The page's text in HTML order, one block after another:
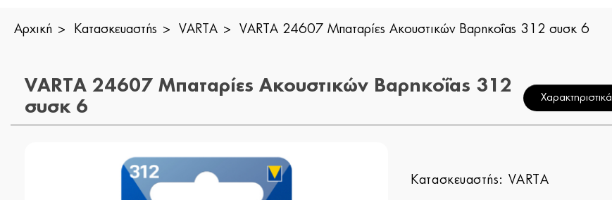
Αρχική Κατασκευαστής VARTA VARTA 24607 Μπαταρίες Ακουστικών Βαρηκοΐας 312 συσκ 6
VARTA 24607 Μπαταρίες Ακουστικών Βαρηκοΐας 312
συσκ 6
Χαρακτηριστικά
Κατασκευαστής: VARTA